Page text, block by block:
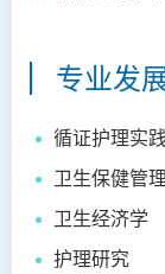
专业发
循证护理实践
卫生保健管
卫生经济学
护理研究